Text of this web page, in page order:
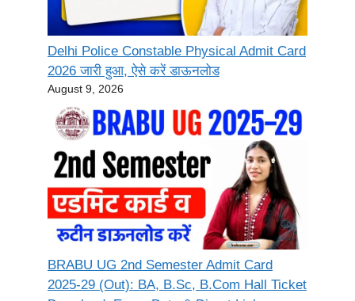
Delhi Police Constable Physical Admit Card
2026 जारी हुआ, ऐसे करें डाऊनलोड
August 9, 2026
BRABU UG 2nd Semester Admit Card
2025-29 (Out): BA, B.Sc, B.Com Hall Ticket